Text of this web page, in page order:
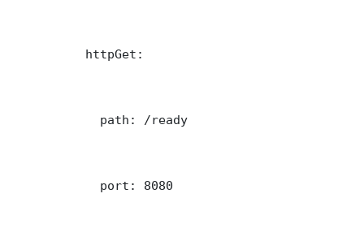
          httpGet:
            path: /ready
            port: 8080